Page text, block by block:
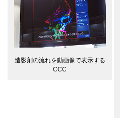
造影剤の流れを動画像で表示する
CCC